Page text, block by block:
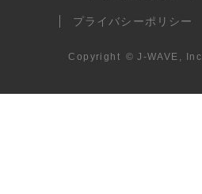
プライバシーポリシー
Copyright © J-WAVE, Inc.